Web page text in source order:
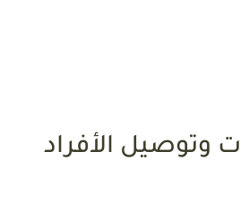
وتوصيل الأفراد